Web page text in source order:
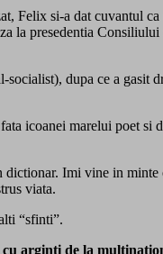
Felix si-a dat cuvantul
la presedentia
socialist), dupa ce a gasit
icoanei marelui poet si
Imi vine in
viata.
“sfinti”.
arginti de la